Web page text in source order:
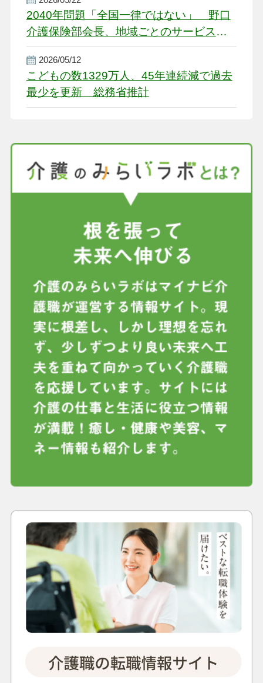
2040年問題「全国一律ではない」 野口
介護保険部会長、地域ごとのサービス基
盤整備を促す
2026/05/12
こどもの数1329万人、45年連続減で過去
最少を更新 総務省推計